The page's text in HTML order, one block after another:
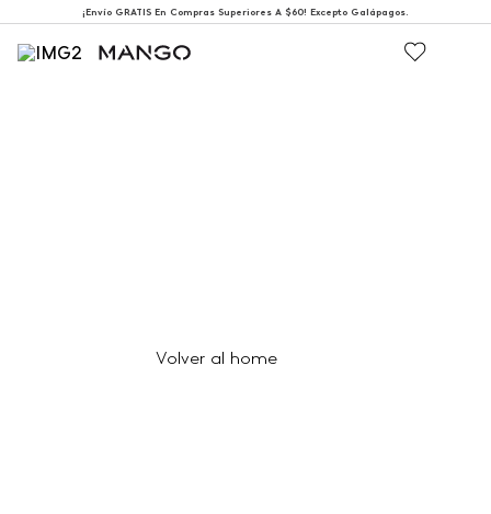
¡Envío GRATIS En Compras Superiores A $60! Excepto Galápagos.
Volver al home